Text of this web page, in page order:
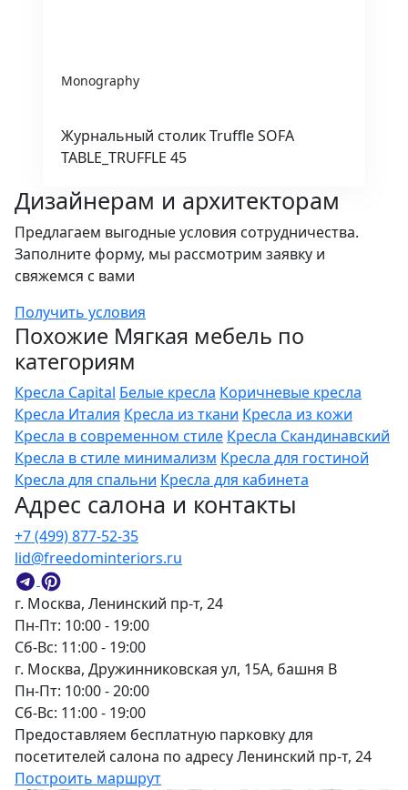
Monography
Журнальный столик Truffle SOFA
TABLE_TRUFFLE 45
Дизайнерам и архитекторам
Предлагаем выгодные условия сотрудничества.
Заполните форму, мы рассмотрим заявку и
свяжемся с вами
Получить условия
Похожие Мягкая мебель по
категориям
Кресла Capital Белые кресла Коричневые кресла
Кресла Италия Кресла из ткани Кресла из кожи
Кресла в современном стиле Кресла Скандинавский
Кресла в стиле минимализм Кресла для гостиной
Кресла для спальни Кресла для кабинета
Адрес салона и контакты
г. Москва, Ленинский пр-т, 24
Пн-Пт: 10:00 - 19:00
Сб-Вс: 11:00 - 19:00
г. Москва, Дружинниковская ул, 15А, башня В
Пн-Пт: 10:00 - 20:00
Сб-Вс: 11:00 - 19:00
Предоставляем бесплатную парковку для
посетителей салона по адресу Ленинский пр-т, 24
Построить маршрут
+7 (499) 877-52-35
lid@freedominteriors.ru